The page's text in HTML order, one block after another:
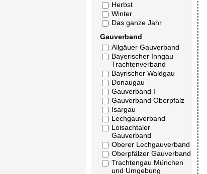
Herbst
Winter
Das ganze Jahr
Gauverband
Allgäuer Gauverband
Bayerischer Inngau
Trachtenverband
Bayrischer Waldgau
Donaugau
Gauverband I
Gauverband Oberpfalz
Isargau
Lechgauverband
Loisachtaler
Gauverband
Oberer Lechgauverband
Oberpfälzer Gauverband
Trachtengau München
und Umgebung